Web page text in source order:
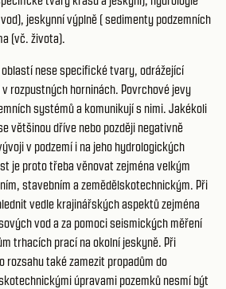
jeskynní výplně ( sedimenty podzemních
(vč. života).
nese specifické tvary, odrážející
rozpustných horninách. Povrchové jevy
systémů a komunikují s nimi. Jakékoli
většinou dříve nebo později negativně
v podzemí i na jeho hydrologických
je proto třeba věnovat zejména velkým
stavebním a zemědělskotechnickým. Při
vedle krajinářských aspektů zejména
vod a za pomoci seismických měření
trhacích prací na okolní jeskyně. Při
také zamezit propadům do
úpravami pozemků nesmí být